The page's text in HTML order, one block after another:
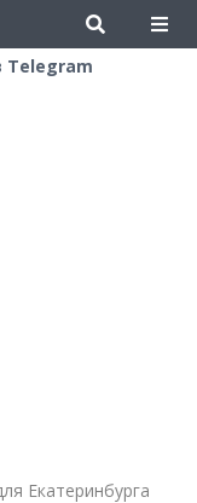
Telegram
Екатеринбурга